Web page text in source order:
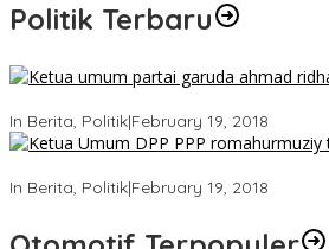
Politik Terbaru
In Berita, Politik|February 19, 2018
In Berita, Politik|February 19, 2018